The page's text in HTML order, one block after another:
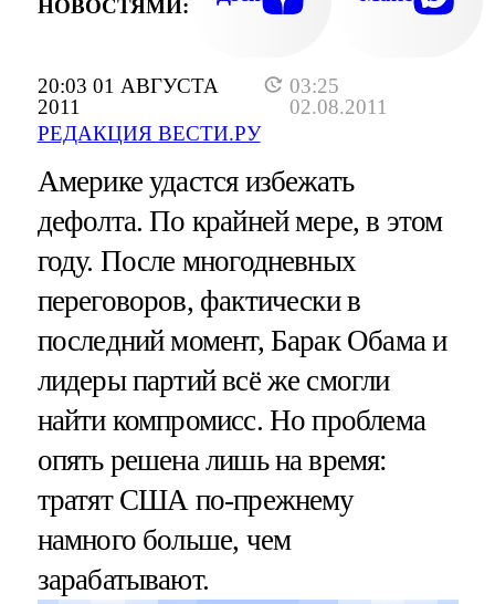
20:03 01 АВГУСТА
2011
03:25
02.08.2011
РЕДАКЦИЯ ВЕСТИ.РУ
НОВОСТЯМИ:
Америке удастся избежать
дефолта. По крайней мере, в этом
году. После многодневных
переговоров, фактически в
последний момент, Барак Обама и
лидеры партий всё же смогли
найти компромисс. Но проблема
опять решена лишь на время:
тратят США по-прежнему
намного больше, чем
зарабатывают.